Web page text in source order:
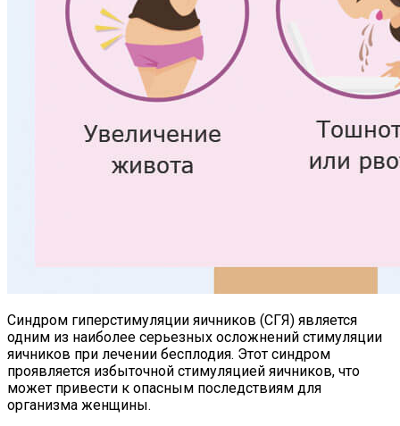
Синдром гиперстимуляции яичников (СГЯ) является
одним из наиболее серьезных осложнений стимуляции
яичников при лечении бесплодия. Этот синдром
проявляется избыточной стимуляцией яичников, что
может привести к опасным последствиям для
организма женщины.